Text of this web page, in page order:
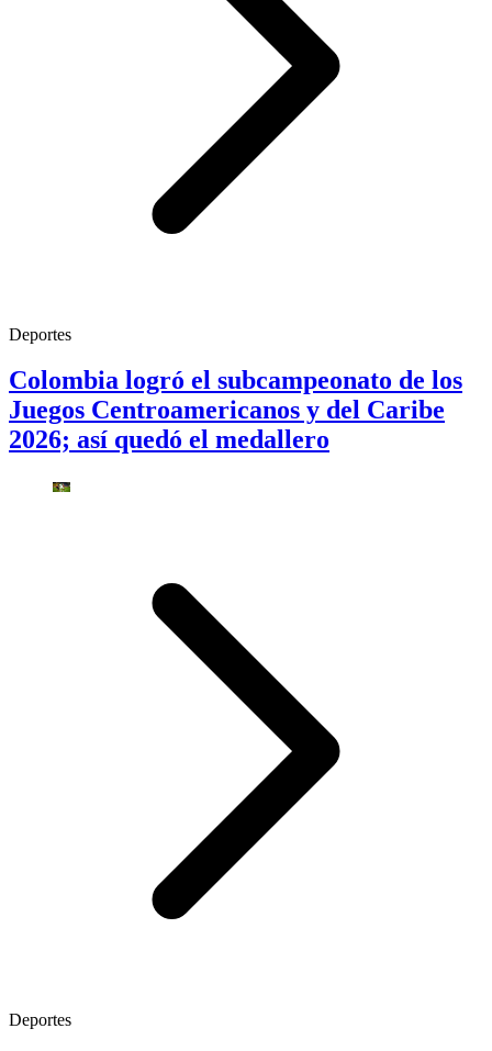
Deportes
Colombia logró el subcampeonato de los
Juegos Centroamericanos y del Caribe
2026; así quedó el medallero
Deportes